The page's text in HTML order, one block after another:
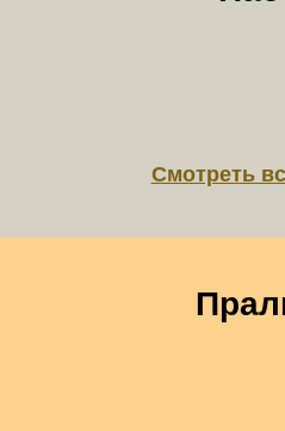
Смотреть